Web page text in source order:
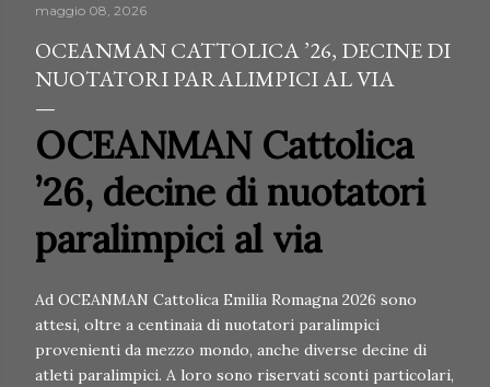
maggio 08, 2026
OCEANMAN CATTOLICA ’26, DECINE DI
NUOTATORI PARALIMPICI AL VIA
OCEANMAN Cattolica
’26, decine di nuotatori
paralimpici al via
Ad OCEANMAN Cattolica Emilia Romagna 2026 sono
attesi, oltre a centinaia di nuotatori paralimpici
provenienti da mezzo mondo, anche diverse decine di
atleti paralimpici. A loro sono riservati sconti particolari,